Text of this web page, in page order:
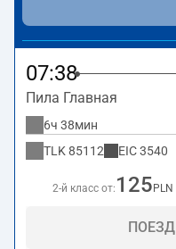
07:38
Пила Главная
6ч 38мин
TLK 85112 EIC3540
2-й класс от: 125 PLN